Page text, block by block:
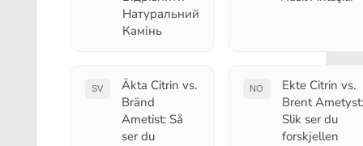
Натуральний
Камінь
SV
Äkta Citrin vs.
Bränd
Ametist: Så
ser du
NO
Ekte Citrin vs.
Brent Ametyst:
Slik ser du
forskjellen